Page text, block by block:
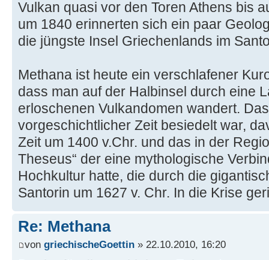
Vulkan quasi vor den Toren Athens bis
um 1840 erinnerten sich ein paar
die jüngste Insel Griechenlands im
Methana ist heute ein verschlafener
dass man auf der Halbinsel durch eine
erloschenen Vulkandomen wandert.
vorgeschichtlicher Zeit besiedelt war,
Zeit um 1400 v.Chr. und das in der
Theseus“ der eine mythologische
Hochkultur hatte, die durch die
Santorin um 1627 v. Chr. In die Krise
Re: Methana
von griechischeGoettin » 22.10.2010, 16:20